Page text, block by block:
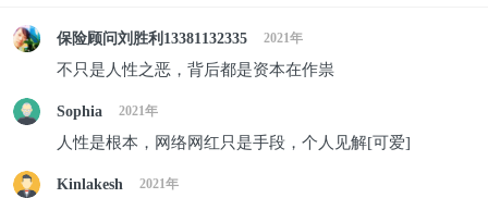
孩子。不少人觉得这是个博眼球的点，便开始不断让
他认钱和算数来逗他。
但小马云口中一直唱着“阿里，阿里巴巴，阿里巴巴
是个快乐的青年”，嘴里还跟着“哦哦哦”的伴奏，还
保险顾问刘胜利13381132335 2021年
不只是人性之恶，背后都是资本在作祟
Sophia 2021年
人性是根本，网络网红只是手段，个人见解[可爱]
Kinlakesh 2021年